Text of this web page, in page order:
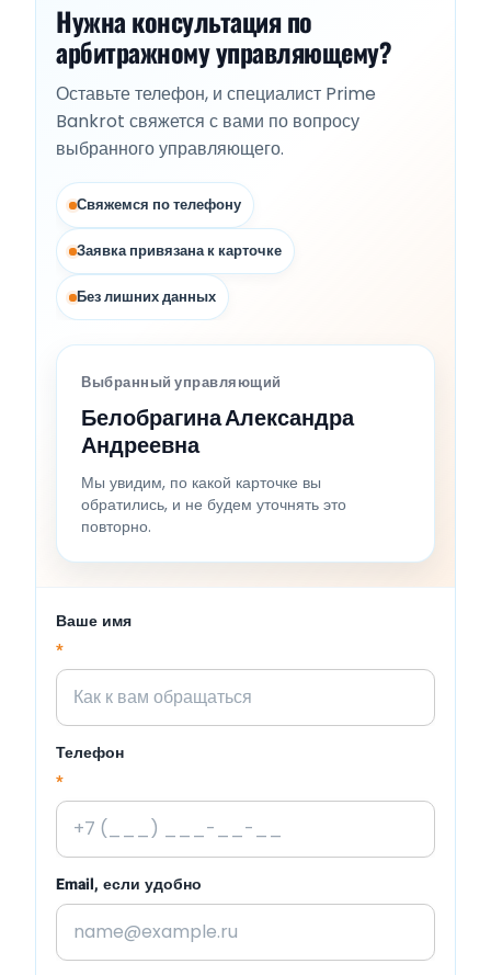
Нужна консультация по
арбитражному управляющему?
Оставьте телефон, и специалист Prime
Bankrot свяжется с вами по вопросу
выбранного управляющего.
Свяжемся по телефону
Заявка привязана к карточке
Без лишних данных
Выбранный управляющий
Белобрагина Александра
Андреевна
Мы увидим, по какой карточке вы
обратились, и не будем уточнять это
повторно.
Ваше имя
*
Телефон
*
Email, если удобно